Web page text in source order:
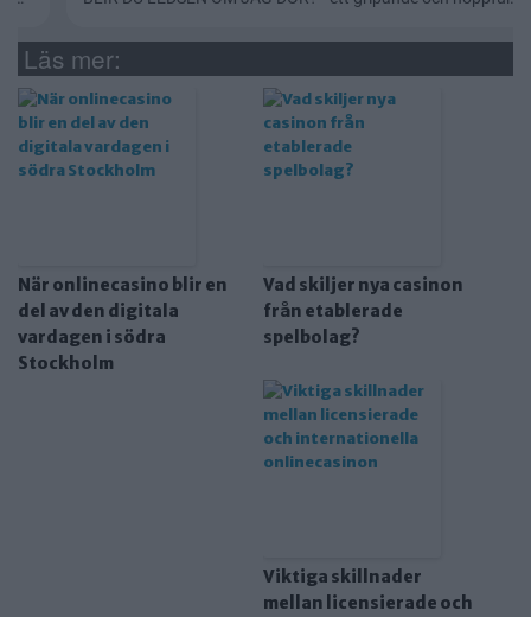
Läs mer:
När onlinecasino blir en
del av den digitala
vardagen i södra
Stockholm
Vad skiljer nya casinon
från etablerade
spelbolag?
Viktiga skillnader
mellan licensierade och